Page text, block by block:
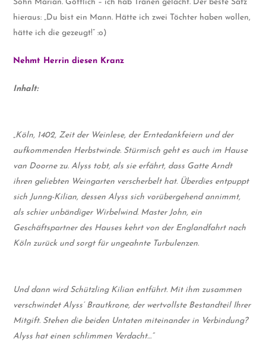
Sohn Marian. Göttlich – ich hab Tränen gelacht. Der beste Satz
hieraus: „Du bist ein Mann. Hätte ich zwei Töchter haben wollen,
hätte ich die gezeugt!“ :o)
Nehmt Herrin diesen Kranz
Inhalt:
„Köln, 1402, Zeit der Weinlese, der Erntedankfeiern und der
aufkommenden Herbstwinde. Stürmisch geht es auch im Hause
van Doorne zu. Alyss tobt, als sie erfährt, dass Gatte Arndt
ihren geliebten Weingarten verscherbelt hat. Überdies entpuppt
sich Junng-Kilian, dessen Alyss sich vorübergehend annimmt,
als schier unbändiger Wirbelwind. Master John, ein
Geschäftspartner des Hauses kehrt von der Englandfahrt nach
Köln zurück und sorgt für ungeahnte Turbulenzen.
Und dann wird Schützling Kilian entführt. Mit ihm zusammen
verschwindet Alyss‘ Brautkrone, der wertvollste Bestandteil Ihrer
Mitgift. Stehen die beiden Untaten miteinander in Verbindung?
Alyss hat einen schlimmen Verdacht…“